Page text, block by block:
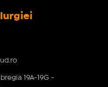
19A-19G -